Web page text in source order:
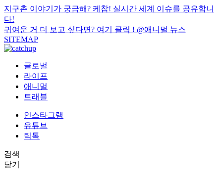
지구촌 이야기가 궁금해? 케찹! 실시간 세계 이슈를 공유합니
다!
귀여운 거 더 보고 싶다면? 여기 클릭 ! @애니멀 뉴스
SITEMAP
글로벌
라이프
애니멀
트래블
인스타그램
유튜브
틱톡
검색
닫기